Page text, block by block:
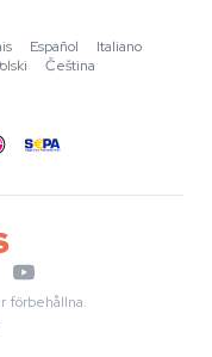
·Español ·Italiano
·
·Čeština
förbehållna.